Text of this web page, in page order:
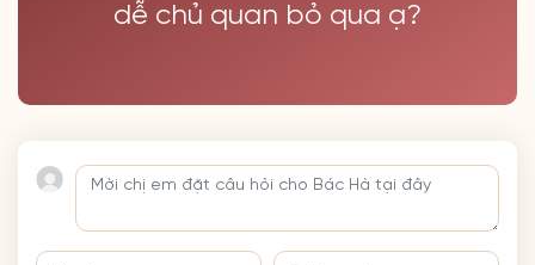
dễ chủ quan bỏ qua ạ?